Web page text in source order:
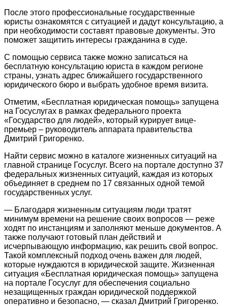
После этого профессиональные государственные
юристы ознакомятся с ситуацией и дадут консультацию, а
при необходимости составят правовые документы. Это
поможет защитить интересы гражданина в суде.
С помощью сервиса также можно записаться на
бесплатную консультацию юриста в каждом регионе
страны, узнать адрес ближайшего государственного
юридического бюро и выбрать удобное время визита.
Отметим, «Бесплатная юридическая помощь» запущена
на Госуслугах в рамках федерального проекта
«Государство для людей», который курирует вице-
премьер – руководитель аппарата правительства
Дмитрий Григоренко.
Найти сервис можно в каталоге жизненных ситуаций на
главной странице Госуслуг. Всего на портале доступно 37
федеральных жизненных ситуаций, каждая из которых
объединяет в среднем по 17 связанных одной темой
государственных услуг.
— Благодаря жизненным ситуациям люди тратят
минимум времени на решение своих вопросов — реже
ходят по инстанциям и заполняют меньше документов. А
также получают готовый план действий и
исчерпывающую информацию, как решить свой вопрос.
Такой комплексный подход очень важен для людей,
которые нуждаются в юридической защите. Жизненная
ситуация «Бесплатная юридическая помощь» запущена
на портале Госуслуг для обеспечения социально
незащищенных граждан юридической поддержкой
оперативно и безопасно, — сказал Дмитрий Григоренко.